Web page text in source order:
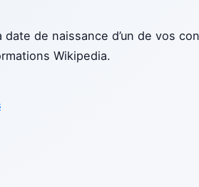
de naissance d’un de vos
Wikipedia.